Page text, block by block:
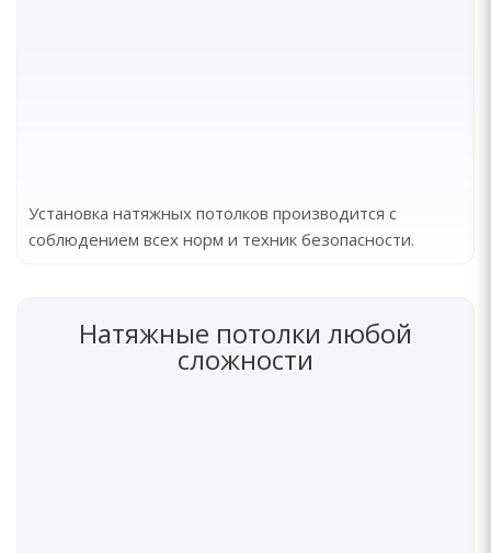
Установка натяжных потолков производится с
соблюдением всех норм и техник безопасности.
Натяжные потолки любой
сложности